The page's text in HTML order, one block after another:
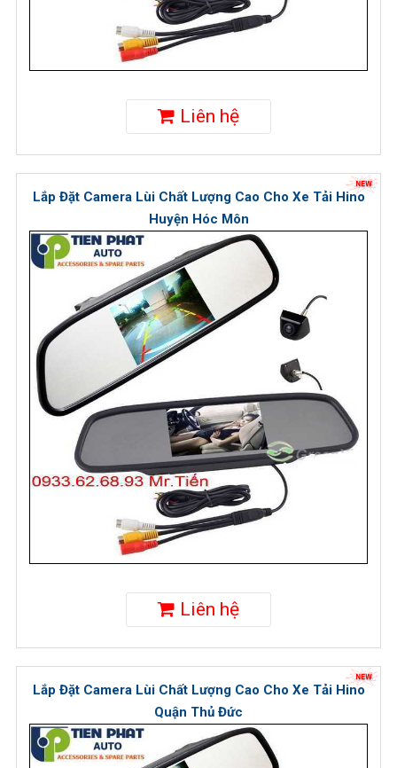
Liên hệ
Lắp Đặt Camera Lùi Chất Lượng Cao Cho Xe Tải Hino
Huyện Hóc Môn
Liên hệ
Lắp Đặt Camera Lùi Chất Lượng Cao Cho Xe Tải Hino
Quận Thủ Đức